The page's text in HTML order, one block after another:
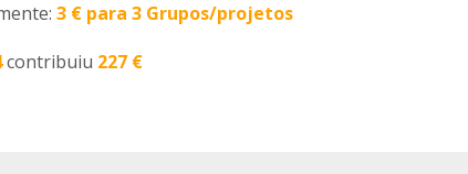
3 € para 3 Grupos/projetos
contribuiu 227 €